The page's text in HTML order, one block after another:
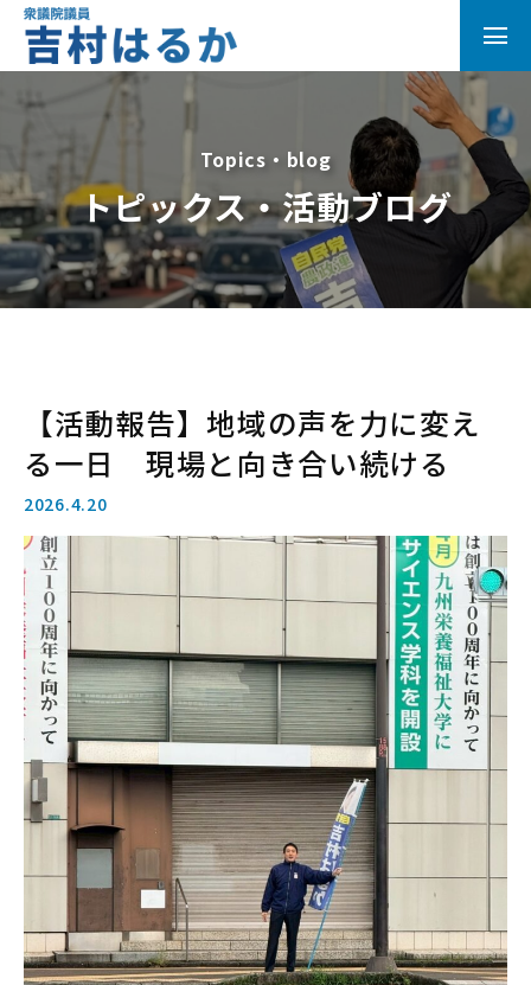
Topics・blog
トピックス・活動ブログ
【活動報告】地域の声を力に変え
る一日 現場と向き合い続ける
2026.4.20